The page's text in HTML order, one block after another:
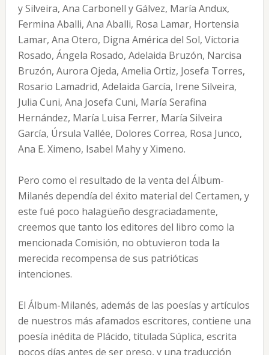
y Silveira, Ana Carbonell y Gálvez, María Andux,
Fermina Aballi, Ana Aballi, Rosa Lamar, Hortensia
Lamar, Ana Otero, Digna América del Sol, Victoria
Rosado, Ángela Rosado, Adelaida Bruzón, Narcisa
Bruzón, Aurora Ojeda, Amelia Ortiz, Josefa Torres,
Rosario Lamadrid, Adelaida García, Irene Silveira,
Julia Cuni, Ana Josefa Cuni, María Serafina
Hernández, María Luisa Ferrer, María Silveira
García, Úrsula Vallée, Dolores Correa, Rosa Junco,
Ana E. Ximeno, Isabel Mahy y Ximeno.
Pero como el resultado de la venta del Álbum-
Milanés dependía del éxito material del Certamen, y
este fué poco halagüeño desgraciadamente,
creemos que tanto los editores del libro como la
mencionada Comisión, no obtuvieron toda la
merecida recompensa de sus patrióticas
intenciones.
El Álbum-Milanés, además de las poesías y artículos
de nuestros más afamados escritores, contiene una
poesía inédita de Plácido, titulada Súplica, escrita
pocos días antes de ser preso, y una traducción